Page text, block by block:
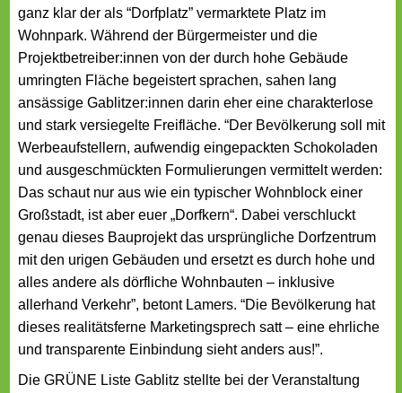
ganz klar der als “Dorfplatz” vermarktete Platz im
Wohnpark. Während der Bürgermeister und die
Projektbetrei­ber:innen von der durch hohe Gebäude
umringten Fläche begeistert sprachen, sahen lang
ansässige Gablitzer:innen darin eher eine charakterlose
und stark versiegelte Freifläche. “Der Bevölkerung soll mit
Werbeaufstellern, aufwendig eingepackten Schokoladen
und ausgeschmückten Formulierungen vermittelt werden:
Das schaut nur aus wie ein typischer Wohnblock einer
Großstadt, ist aber euer „Dorfkern“. Dabei verschluckt
genau dieses Bauprojekt das ursprüngliche Dorfzentrum
mit den urigen Gebäuden und ersetzt es durch hohe und
alles andere als dörfliche Wohnbauten – inklusive
allerhand Verkehr”, betont Lamers. “Die Bevölkerung hat
dieses realitätsferne Marketingsprech satt – eine ehrliche
und transparente Einbindung sieht anders aus!”.
Die GRÜNE Liste Gablitz stellte bei der Veranstaltung